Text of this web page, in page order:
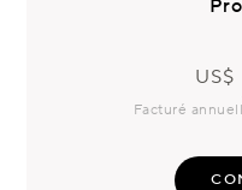
US$
Facturé